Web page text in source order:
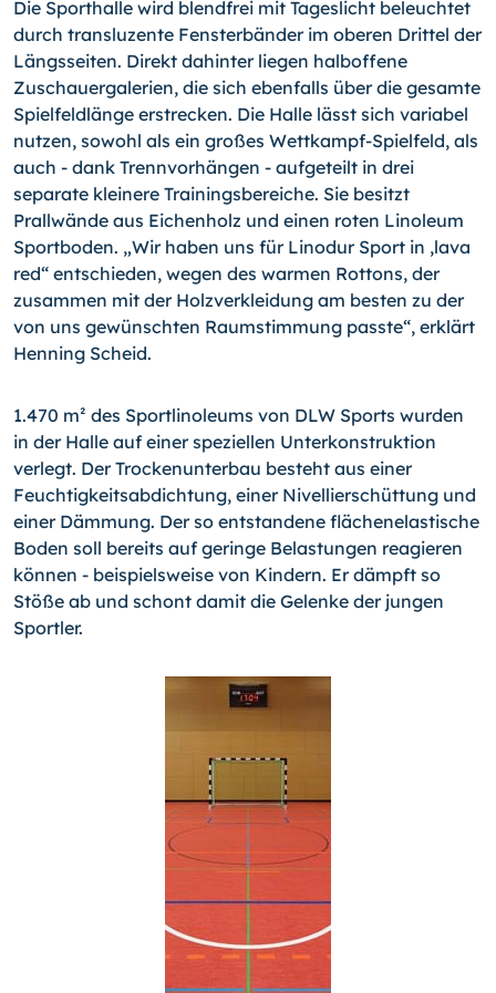
Die Sporthalle wird blendfrei mit Tageslicht beleuchtet
durch transluzente Fensterbän­der im oberen Drittel der
Längsseiten. Direkt dahinter liegen halboffene
Zuschauerga­lerien, die sich ebenfalls über die gesamte
Spielfeldlänge erstrecken. Die Halle lässt sich variabel
nutzen, sowohl als ein großes Wettkampf-Spielfeld, als
auch - dank Trennvorhängen - aufgeteilt in drei
separate kleinere Trainingsbereiche. Sie besitzt
Prallwände aus Eichenholz und einen roten Linoleum
Sportboden. „Wir haben uns für Linodur Sport in ,lava
red“ entschieden, wegen des warmen Rottons, der
zusammen mit der Holzverkleidung am besten zu der
von uns gewünschten Raumstimmung pass­te“, erklärt
Henning Scheid.
1.470 m² des Sportlinoleums von DLW Sports wurden
in der Halle auf einer speziellen Unterkonstruktion
verlegt. Der Trockenunterbau besteht aus einer
Feuchtigkeitsab­dichtung, einer Nivellierschüttung und
einer Dämmung. Der so entstandene flächen­elastische
Boden soll bereits auf geringe Belastungen reagieren
können - beispiels­weise von Kindern. Er dämpft so
Stöße ab und schont damit die Gelenke der jungen
Sportler.